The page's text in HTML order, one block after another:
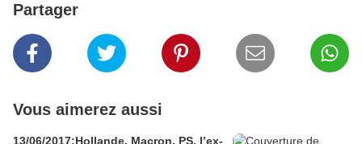
Partager
Vous aimerez aussi
13/06/2017:Hollande, Macron, PS, l’ex-